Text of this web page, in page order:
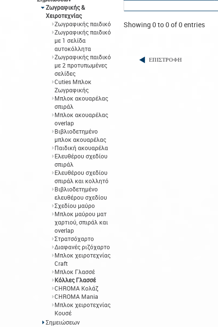
Ζωγραφικής &
Χειροτεχνίας
Ζωγραφικής παιδικό
Ζωγραφικής παιδικό
με 1 σελίδα
αυτοκόλλητα
Ζωγραφικής παιδικό
με 2 προτυπωμένες
σελίδες
Cuties Μπλοκ
Ζωγραφικής
Μπλοκ ακουαρέλας
σπιράλ
Mπλοκ ακουαρέλας
overlap
Βιβλιοδετημένο
μπλοκ ακουαρέλας
Παιδική ακουαρέλα
Ελευθέρου σχεδίου
σπιράλ
Ελευθέρου σχεδίου
σπιράλ και κολλητό
Βιβλιοδετημένο
ελευθέρου σχεδίου
Σχεδίου μαύρο
Μπλοκ μαύρου ματ
χαρτιού, σπιράλ και
overlap
Στρατσόχαρτο
Διαφανές ριζόχαρτο
Μπλοκ χειροτεχνίας
Craft
Μπλοκ Γλασσέ
Κόλλες Γλασσέ
CHROMA Κολάζ
CHROMA Mania
Μπλοκ χειροτεχνίας
Κουσέ
Σημειώσεων
Showing 0 to 0 of 0 entries
ΕΠΙΣΤΡΟΦΗ